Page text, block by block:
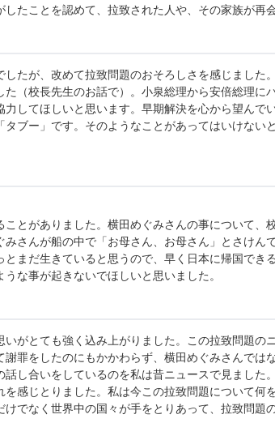
たことを認めて、拉致された人や、その家族が再
たが、改めて拉致問題のおそろしさを感じました
（校長先生のお話で）。小泉総理から安倍総理に
してほしいと思います。早期解決を心から望んで
ブー」です。そのようなことがあってはいけない
とがありました。横田めぐみさんの事について、
さんが船の中で「お母さん、お母さん」とさけん
まだ生きていると思うので、早く日本に帰国でき
な事が起きないでほしいと思いました。
がとても強く込み上がりました。この拉致問題の
罪をしたのにもかかわらず、横田めぐみさんでは
し合いをしているのを私は昔ニュースで見ました
感じとりました。私は今この拉致問題について何
でなく世界中の国々が手をとりあって、拉致問題